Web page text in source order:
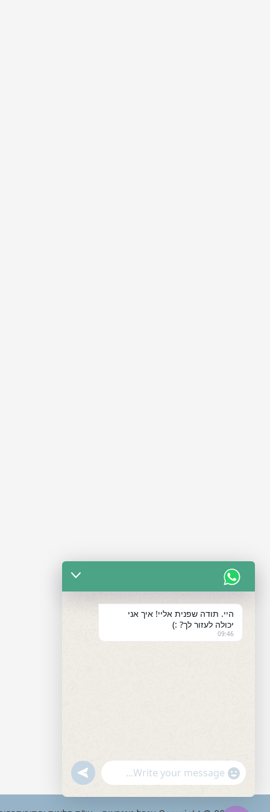
היי. תודה שפנית אליי! איך אני
יכולה לעזור לך? :)
09:46
"+chaty_settings.lang.emoji_picker+"
WhatsApp
undefined